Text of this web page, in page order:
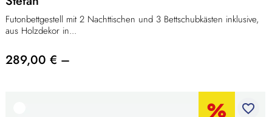
Futonbettgestell mit 2 Nachttischen und 3 Bettschubkästen inklusive,
aus Holzdekor in...
289,00 € –
favorite_border